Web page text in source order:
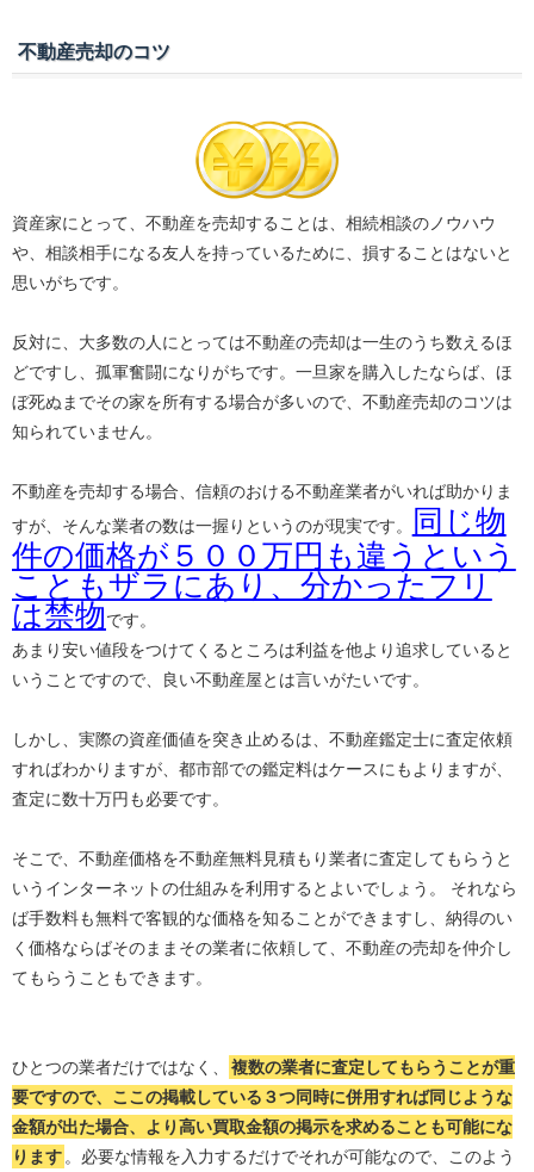
不動産売却のコツ
資産家にとって、不動産を売却することは、相続相談のノウハウ
や、相談相手になる友人を持っているために、損することはないと
思いがちです。
反対に、大多数の人にとっては不動産の売却は一生のうち数えるほ
どですし、孤軍奮闘になりがちです。一旦家を購入したならば、ほ
ぼ死ぬまでその家を所有する場合が多いので、不動産売却のコツは
知られていません。
不動産を売却する場合、信頼のおける不動産業者がいれば助かりま
すが、そんな業者の数は一握りというのが現実です。
同じ物
件の価格が５００万円も違うという
こともザラにあり、分かったフリ
は禁物です。
あまり安い値段をつけてくるところは利益を他より追求していると
いうことですので、良い不動産屋とは言いがたいです。
しかし、実際の資産価値を突き止めるは、不動産鑑定士に査定依頼
すればわかりますが、都市部での鑑定料はケースにもよりますが、
査定に数十万円も必要です。
そこで、不動産価格を不動産無料見積もり業者に査定してもらうと
いうインターネットの仕組みを利用するとよいでしょう。 それなら
ば手数料も無料で客観的な価格を知ることができますし、納得のい
く価格ならばそのままその業者に依頼して、不動産の売却を仲介し
てもらうこともできます。
ひとつの業者だけではなく、
複数の業者に査定してもらうことが重
要ですので、ここの掲載している３つ同時に併用すれば同じような
金額が出た場合、より高い買取金額の掲示を求めることも可能にな
ります 。必要な情報を入力するだけでそれが可能なので、このよう